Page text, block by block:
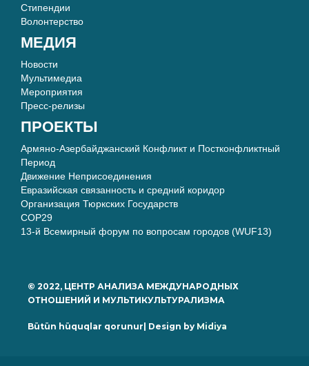
Стипендии
Волонтерство
МЕДИЯ
Новости
Мультимедиа
Мероприятия
Пресс-релизы
ПРОЕКТЫ
Армяно-Азербайджанский Конфликт и Постконфликтный
Период
Движение Неприсоединения
Евразийская связанность и средний коридор
Организация Тюркских Государств
COP29
13-й Всемирный форум по вопросам городов (WUF13)
© 2022, ЦЕНТР АНАЛИЗА МЕЖДУНАРОДНЫХ
ОТНОШЕНИЙ И МУЛЬТИКУЛЬТУРАЛИЗМА
Bütün hüquqlar qorunur| Design by Midiya